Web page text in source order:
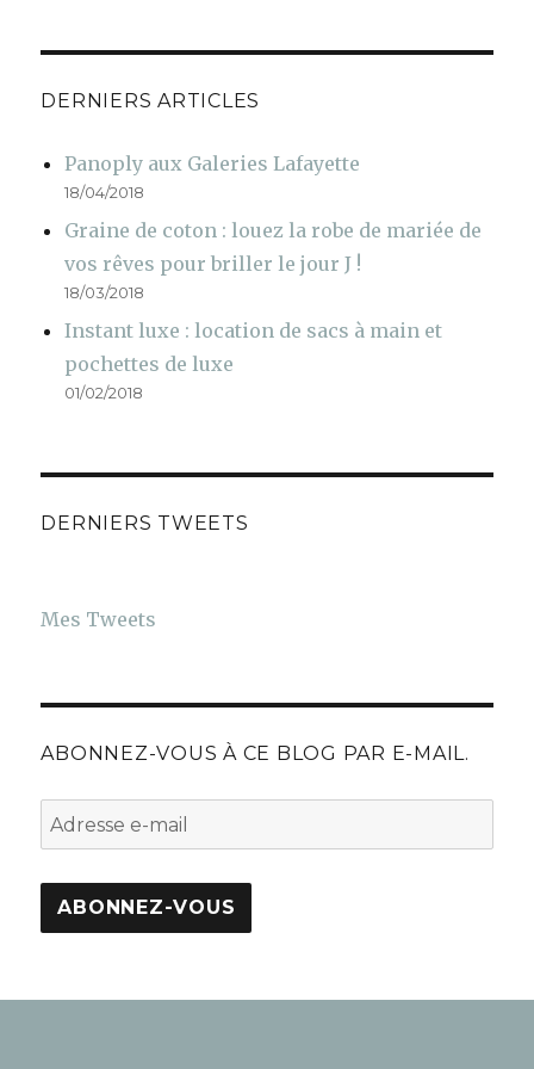
sur
sur
DERNIERS ARTICLES
Panoply aux Galeries Lafayette
18/04/2018
Graine de coton : louez la robe de mariée de
vos rêves pour briller le jour J !
18/03/2018
Instant luxe : location de sacs à main et
pochettes de luxe
01/02/2018
DERNIERS TWEETS
Mes Tweets
ABONNEZ-VOUS À CE BLOG PAR E-MAIL.
A
d
r